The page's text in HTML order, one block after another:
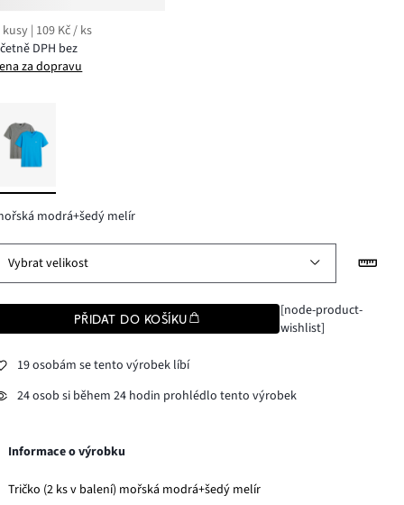
kusy | 109 Kč / ks
DPH bez
za dopravu
modrá+šedý melír
Vybrat velikost
PŘIDAT DO KOŠÍKU
[node-product-
wishlist]
19 osobám se tento výrobek líbí
24 osob si během 24 hodin prohlédlo tento výrobek
Informace o výrobku
Tričko (2 ks v balení) mořská modrá+šedý melír